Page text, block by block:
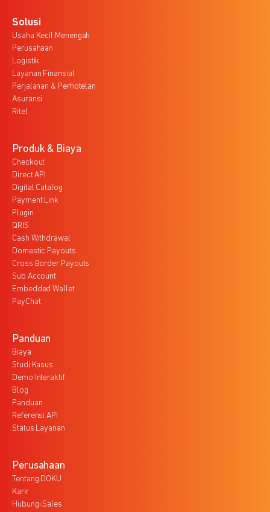
Solusi
Usaha Kecil Menengah
Perusahaan
Logistik
Layanan Finansial
Perjalanan & Perhotelan
Asuransi
Ritel
Produk & Biaya
Checkout
Direct API
Digital Catalog
Payment Link
Plugin
QRIS
Cash Withdrawal
Domestic Payouts
Cross Border Payouts
Sub Account
Embedded Wallet
PayChat
Panduan
Biaya
Studi Kasus
Demo Interaktif
Blog
Panduan
Referensi API
Status Layanan
Perusahaan
Tentang DOKU
Karir
Hubungi Sales